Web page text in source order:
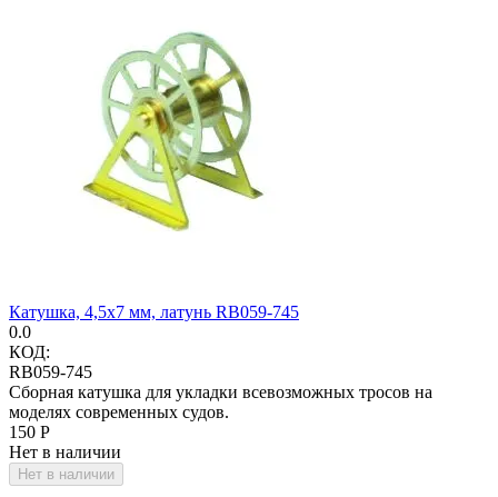
Катушка, 4,5х7 мм, латунь RB059-745
0.0
КОД:
RB059-745
Сборная катушка для укладки всевозможных тросов на
моделях современных судов.
‍150‍ Р
Нет в наличии
Нет в наличии